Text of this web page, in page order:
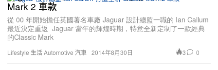
Lifestyle 生活Automotive 汽車
Mark 2 車款
從 00 年開始擔任英國著名車廠 Jaguar 設計總監一職的 Ian Callum
最近決定重返 Jaguar 當年的輝煌時期，特意全新定制了一款經典
的Classic Mark
2014年8月30日 3 0